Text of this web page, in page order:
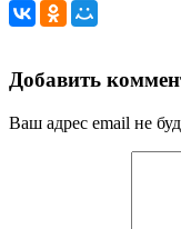
Добавить
Ваш адрес email не